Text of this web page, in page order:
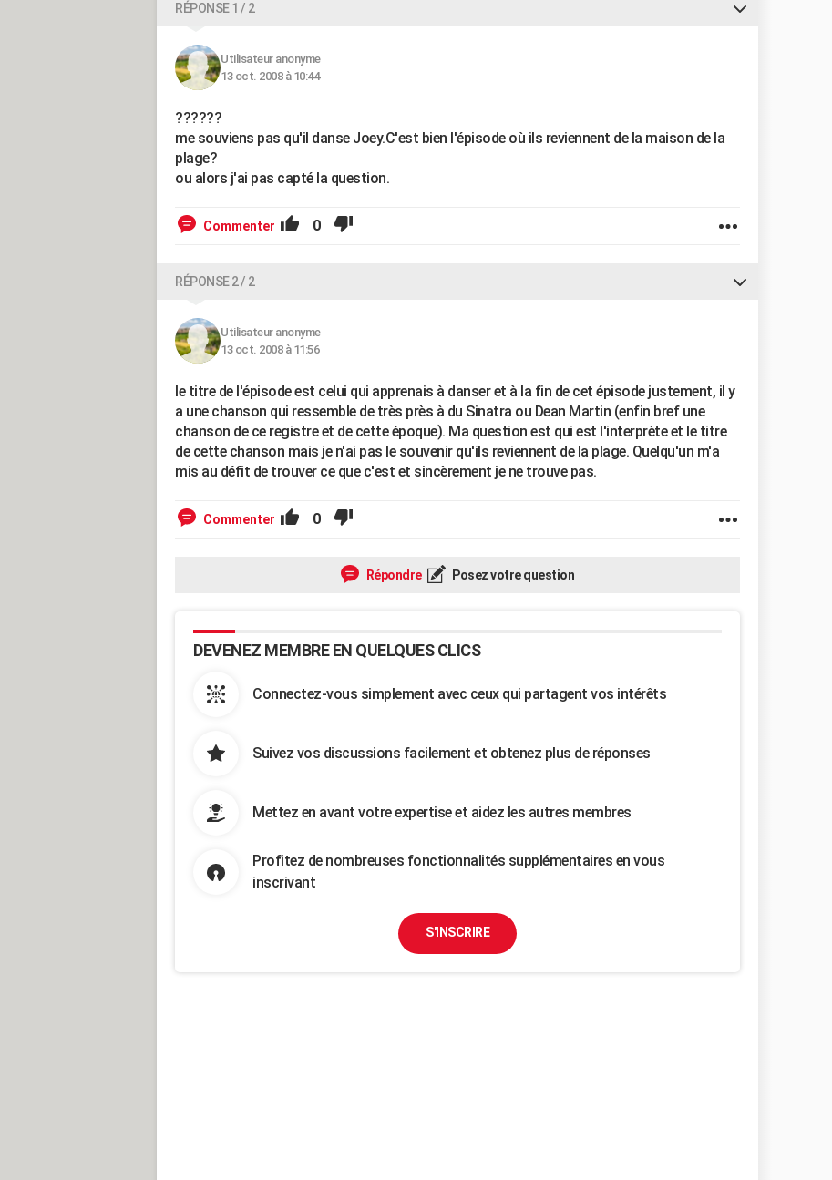
RÉPONSE 1 / 2
Utilisateur anonyme
13 oct. 2008 à 10:44
??????
me souviens pas qu'il danse Joey.C'est bien l'épisode où ils reviennent de la maison de la
plage?
ou alors j'ai pas capté la question.
Commenter 0
RÉPONSE 2 / 2
Utilisateur anonyme
13 oct. 2008 à 11:56
le titre de l'épisode est celui qui apprenais à danser et à la fin de cet épisode justement, il y
a une chanson qui ressemble de très près à du Sinatra ou Dean Martin (enfin bref une
chanson de ce registre et de cette époque). Ma question est qui est l'interprète et le titre
de cette chanson mais je n'ai pas le souvenir qu'ils reviennent de la plage. Quelqu'un m'a
mis au défit de trouver ce que c'est et sincèrement je ne trouve pas.
Commenter 0
Répondre Posez votre question
DEVENEZ MEMBRE EN QUELQUES CLICS
Connectez-vous simplement avec ceux qui partagent vos intérêts
Suivez vos discussions facilement et obtenez plus de réponses
Mettez en avant votre expertise et aidez les autres membres
Profitez de nombreuses fonctionnalités supplémentaires en vous
inscrivant
S'INSCRIRE